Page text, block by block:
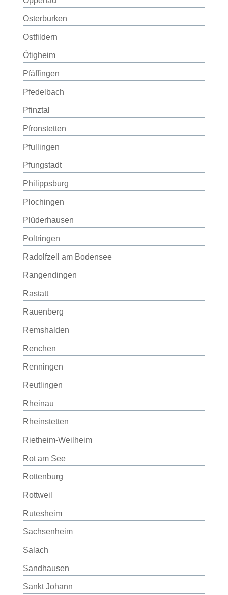
Osterburken
Ostfildern
Ötigheim
Pfäffingen
Pfedelbach
Pfinztal
Pfronstetten
Pfullingen
Pfungstadt
Philippsburg
Plochingen
Plüderhausen
Poltringen
Radolfzell am Bodensee
Rangendingen
Rastatt
Rauenberg
Remshalden
Renchen
Renningen
Reutlingen
Rheinau
Rheinstetten
Rietheim-Weilheim
Rot am See
Rottenburg
Rottweil
Rutesheim
Sachsenheim
Salach
Sandhausen
Sankt Johann